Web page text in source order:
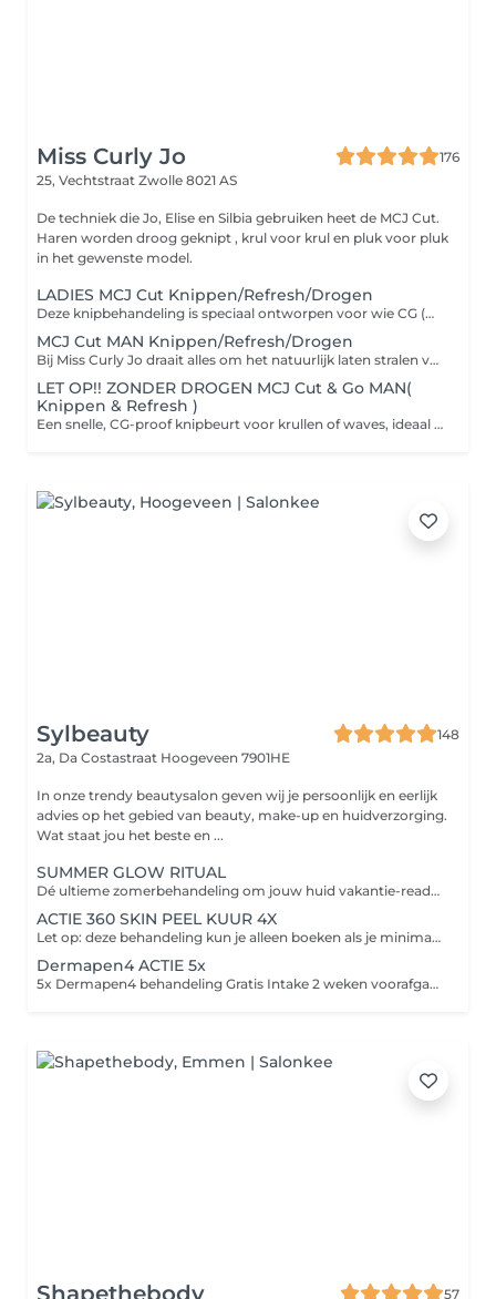
Miss Curly Jo
176
25, Vechtstraat Zwolle 8021 AS
De techniek die Jo, Elise en Silbia gebruiken heet de MCJ Cut.
Haren worden droog geknipt , krul voor krul en pluk voor pluk
in het gewenste model.
LADIES MCJ Cut Knippen/Refresh/Drogen
Deze knipbehandeling is speciaal ontworpen voor wie CG (Curly Girl) proof wil knippen, verfrissen en drogen met liefde voor je haar én de methode. We starten met een knip op droog haar, in jouw natuurlijke krulvorm. Zo zien we perfect hoe jouw haar valt en waar het body, bounce of balans nodig heeft. Daarna volgt een milde refresh en verzorging met CG-methode goedgekeurde producten dus vrij van sulfaten, siliconen, minerale oliën en uitdrogende alcoholen. Deze ingrediënten kunnen je haar namelijk uitdrogen, dof maken en zorgen voor pluis of verlies van je mooie definitie.
MCJ Cut MAN Knippen/Refresh/Drogen
Bij Miss Curly Jo draait alles om het natuurlijk laten stralen van jouw krullen of waves op een manier die écht bij jou past. Deze knipbehandeling is speciaal ontworpen voor wie CG (Curly Girl) proof wil knippen, verfrissen en drogen met liefde voor je haar én de methode. We starten met een knip op droog haar, in jouw natuurlijke krulvorm. Zo zien we perfect hoe jouw haar valt en waar het body, bounce of balans nodig heeft. Daarna volgt een milde refresh en verzorging met CG-methode goedgekeurde producten dus vrij van sulfaten, siliconen, minerale oliën en uitdrogende alcoholen. Deze ingrediënten kunnen je haar namelijk uitdrogen, dof maken en zorgen voor pluis of verlies van je mooie definitie.
LET OP!! ZONDER DROGEN MCJ Cut & Go MAN(
Knippen & Refresh )
Een snelle, CG-proof knipbeurt voor krullen of waves, ideaal voor wie weinig tijd heeft! We knippen op droog haar in de natuurlijke vorm van je krullen, gevolgd door een lichte refresh met water of verzorging maar zonder droog- of stylingsessie. Perfect voor zowel volwassenen als kids die weten wat ze willen: een frisse coupe en weer door!
Sylbeauty
148
2a, Da Costastraat Hoogeveen 7901HE
In onze trendy beautysalon geven wij je persoonlijk en eerlijk
advies op het gebied van beauty, make-up en huidverzorging.
Wat staat jou het beste en ...
SUMMER GLOW RITUAL
Dé ultieme zomerbehandeling om jouw huid vakantie-ready te maken Perfect om vóór je vakantie in te zetten zodat jouw huid een echte summer pre-boost krijgt en jij tijdens je vakantie straalt met een gezonde, frisse en golden glow Tijdens deze luxe huidverbeterende behandeling nemen wij jou mee in een ultiem ontspanningsmoment voor body & mind. Door middel van aromatische geuren, speciale drukpunten en luxe huidverbetering brengen wij jouw huid volledig in balans. Deze treatment bevat de NIEUWE Orange Peeling van Cenzaa voor een frisse, gladde en stralende huid. Tijdens de massage werken we met ons nieuwe Glow Elixir voor die prachtige golden summer glow Het zuurstofmasker stimuleert de doorbloeding waarna we met een luxe Guasha bindweefselmassage werken aan lifting, versteviging en glow boosting resultaten. Wenkbrauwen waxen Ontspannend welkomstritueel Aroma geurreis & moodcard Reinigingsritueel NEW Orange Peeling Spicy Skin Shock Boost Glow Elixir bindweefselmassage Lift & Glow masker & massage Bubble up the glow GRATIS Luxe Skin Boost Box t.w.v. €69,95 cadeau Nu van €169,95 voor slechts €149,95
ACTIE 360 SKIN PEEL KUUR 4X
Let op: deze behandeling kun je alleen boeken als je minimaal 2 weken voorafgaand aan deze behandeling een intake hebt afgenomen. Silk+ Reiniging Spicy Skin Shock Zuurstof masker Bindweefsel/cupping massage Skin peeling aangepast aan de huid Huidverzorging aangepast aan jouw huidwens
Dermapen4 ACTIE 5x
5x Dermapen4 behandeling Gratis Intake 2 weken voorafgaand aan de kuur Nazorg producten na elke behandeling Huidverzorgingsadvies op maat 5x DERMAPEN4 behandeling van €799,00 Nu voor €699,00! Let op: het is belangrijk dat je een huidroutine volgt met onze producten voordat je deze deze behandeling kan boeken.
Shapethebody 57